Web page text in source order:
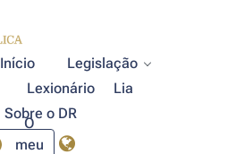
Início
Legislação
Lexionário
Lia
Sobre o DR
O
meu